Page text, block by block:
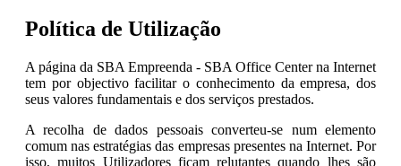
Política de Utilização
A página da SBA Empreenda - SBA Office Center na Internet
tem por objectivo facilitar o conhecimento da empresa, dos
seus valores fundamentais e dos serviços prestados.
A recolha de dados pessoais converteu-se num elemento
comum nas estratégias das empresas presentes na Internet. Por
isso, muitos Utilizadores ficam relutantes quando lhes são